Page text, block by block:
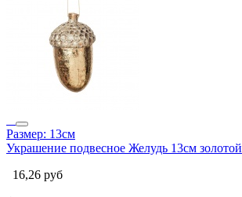
Размер: 13см
Украшение подвесное Желудь 13см золотой
16,26 руб